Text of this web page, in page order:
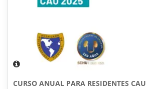
CURSO ANUAL PARA RESIDENTES